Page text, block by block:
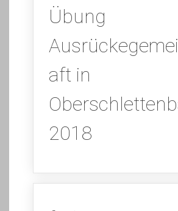
Übung
aft in
2018